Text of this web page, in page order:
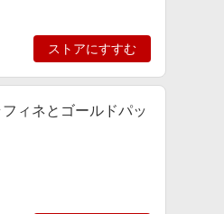
ストアにすすむ
ィネとゴールドパッ